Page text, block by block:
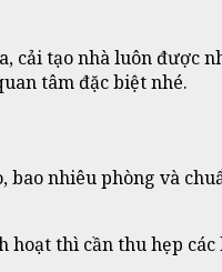
cải tạo nhà luôn được
tâm đặc biệt nhé.
bao nhiêu phòng và
thì cần thu hẹp